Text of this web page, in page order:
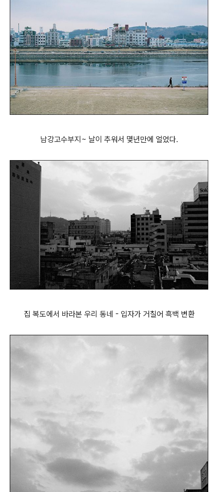
남강고수부지~ 날이 추워서 몇년만에 얼었다.
집 복도에서 바라본 우리 동네 - 입자가 거칠어 흑백 변환